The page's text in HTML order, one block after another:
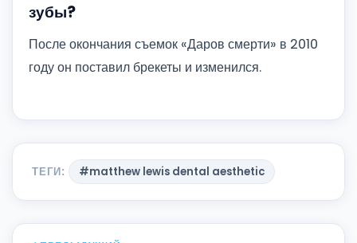
зубы?
После окончания съемок «Даров смерти» в 2010
году он поставил брекеты и изменился.
ТЕГИ: #matthew lewis dental aesthetic